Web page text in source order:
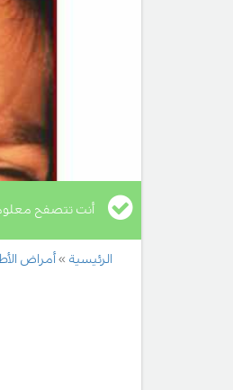
أنت تتصفح
الرئيسية أمراض